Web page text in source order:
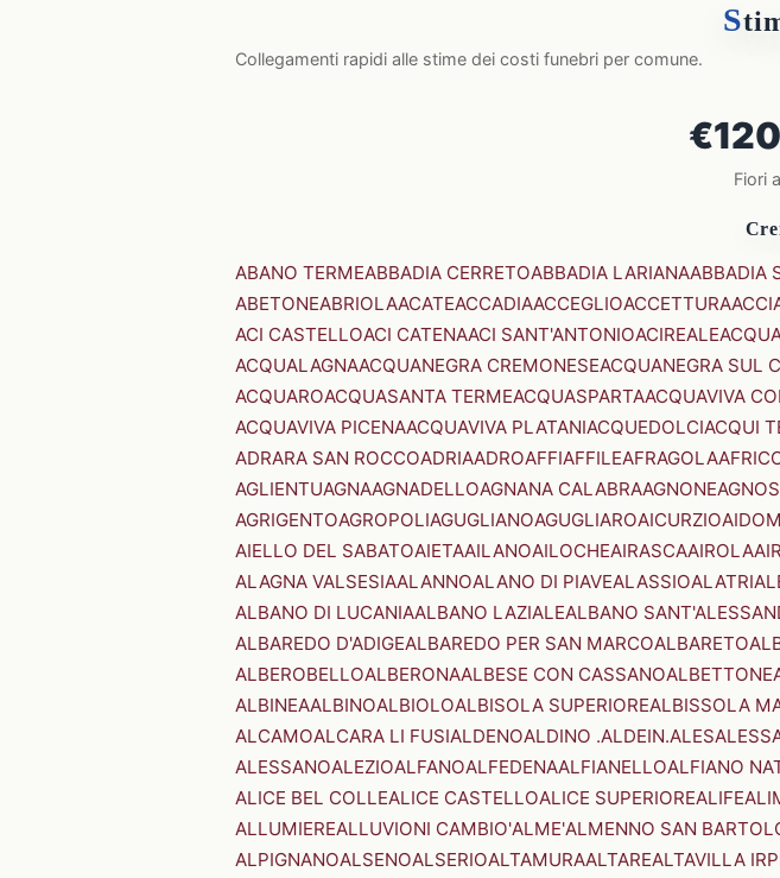
S
Collegamenti rapidi alle stime dei costi funebri per comune.
Fiori
ABANO TERMEABBADIA CERRETOABBADIA LARIANAABBADIA
ABETONEABRIOLAACATEACCADIAACCEGLIOACCETTURA
ACI CASTELLOACI CATENAACI SANT'ANTONIOACIREALE
ACQUALAGNAACQUANEGRA CREMONESEACQUANEGRA SUL
ACQUAROACQUASANTA TERMEACQUASPARTAACQUAVIVA
ACQUAVIVA PICENAACQUAVIVA PLATANIACQUEDOLCIACQUI
ADRARA SAN ROCCOADRIAADROAFFIAFFILEAFRAGOLA
AGLIENTUAGNAAGNADELLOAGNANA CALABRAAGNONE
AGRIGENTOAGROPOLIAGUGLIANOAGUGLIAROAICURZIO
AIELLO DEL SABATOAIETAAILANOAILOCHEAIRASCAAIROLA
ALAGNA VALSESIAALANNOALANO DI PIAVEALASSIOALATRI
ALBANO DI LUCANIAALBANO LAZIALEALBANO
ALBAREDO D'ADIGEALBAREDO PER SAN MARCOALBARETO
ALBEROBELLOALBERONAALBESE CON CASSANOALBETTONE
ALBINEAALBINOALBIOLOALBISOLA SUPERIOREALBISSOLA
ALCAMOALCARA LI FUSIALDENOALDINO .ALDEIN.ALES
ALESSANOALEZIOALFANOALFEDENAALFIANELLOALFIANO
ALICE BEL COLLEALICE CASTELLOALICE SUPERIOREALIFE
ALLUMIEREALLUVIONI CAMBIO'ALME'ALMENNO SAN
ALPIGNANOALSENOALSERIOALTAMURAALTAREALTAVILLA